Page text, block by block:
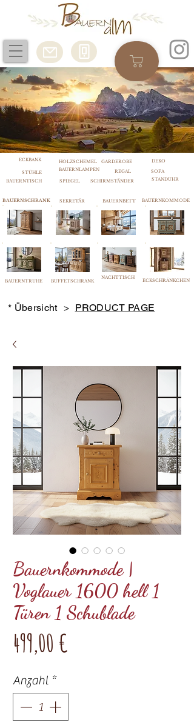
BAUERNTISCH SPIEGEL SCHIRMSTÄNDER
BAUERNSCHRANK SEKRETÄR
BAUERNTRUHE BUFFETSCHRANK
BAUERNBETT
NACHTTISCH
STANDUHR
BAUERNKOMMODE
ECKSCHRÄNKCHEN
* Übersicht > PRODUCT PAGE
BAUERNLAMPEN REGAL SOFA
ECKBANK
STÜHLE
HOLZSCHEMEL GARDEROBE DEKO
Bauernkommode |
Voglauer 1600 hell 1
Türen 1 Schublade
499,00 €
Anzahl *